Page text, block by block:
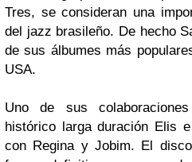
Tres, se consideran una
del jazz brasileño. De hecho
de sus álbumes más
USA.
Uno de sus
histórico larga duración Elis e
con ReginayJobim. El